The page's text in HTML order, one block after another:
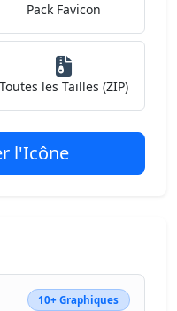
Pack Favicon
Toutes les Tailles (ZIP)
l'Icône
10+ Graphiques